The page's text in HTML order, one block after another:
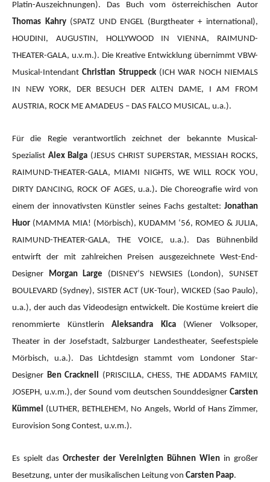
Platin-Auszeichnungen). Das Buch vom österreichischen Autor
Thomas Kahry(SPATZ UND ENGEL (Burgtheater + international),
HOUDINI, AUGUSTIN, HOLLYWOOD IN VIENNA, RAIMUND-
THEATER-GALA, u.v.m.). Die Kreative Entwicklung übernimmt VBW-
Musical-IntendantChristian Struppeck(ICH WAR NOCH NIEMALS
IN NEW YORK, DER BESUCH DER ALTEN DAME, I AM FROM
AUSTRIA, ROCK ME AMADEUS – DAS FALCO MUSICAL, u.a.).
Für die Regie verantwortlich zeichnet der bekannte Musical-
Spezialist Alex Balga (JESUS CHRIST SUPERSTAR, MESSIAH ROCKS,
RAIMUND-THEATER-GALA, MIAMI NIGHTS, WE WILL ROCK YOU,
DIRTY DANCING, ROCK OF AGES, u.a.). Die Choreografie wird von
einem der innovativsten Künstler seines Fachs gestaltet: Jonathan
Huor (MAMMA MIA! (Mörbisch), KUDAMM ‘56, ROMEO & JULIA,
RAIMUND-THEATER-GALA, THE VOICE, u.a.). Das Bühnenbild
entwirft der mit zahlreichen Preisen ausgezeichnete West-End-
Designer Morgan Large (DISNEY’S NEWSIES (London), SUNSET
BOULEVARD (Sydney), SISTER ACT (UK-Tour), WICKED (Sao Paulo),
u.a.), der auch das Videodesign entwickelt. Die Kostüme kreiert die
renommierte KünstlerinAleksandra Kica(Wiener Volksoper,
Theater in der Josefstadt, Salzburger Landestheater, Seefestspiele
Mörbisch, u.a.). Das Lichtdesign stammt vom Londoner Star-
Designer Ben Cracknell (PRISCILLA, CHESS, THE ADDAMS FAMILY,
JOSEPH, u.v.m.), der Sound vom deutschen Sounddesigner Carsten
Kümmel (LUTHER, BETHLEHEM, No Angels, World of Hans Zimmer,
Eurovision Song Contest, u.v.m.).
Es spielt das Orchester der Vereinigten Bühnen Wien in großer
Besetzung, unter der musikalischen Leitung von Carsten Paap.